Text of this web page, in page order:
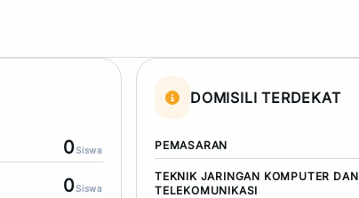
0Siswa
0Siswa
DOMISILI TERDEKAT
PEMASARAN
TEKNIK JARINGAN KOMPUTER DAN
TELEKOMUNIKASI